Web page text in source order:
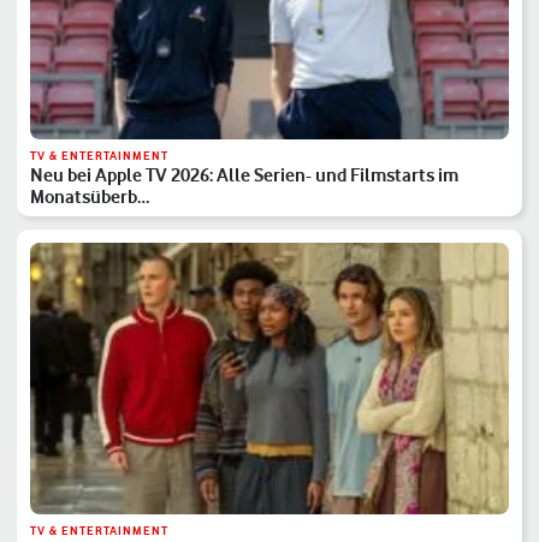
TV & ENTERTAINMENT
Neu bei Apple TV 2026: Alle Serien- und Filmstarts im
Monatsüberb…
TV & ENTERTAINMENT